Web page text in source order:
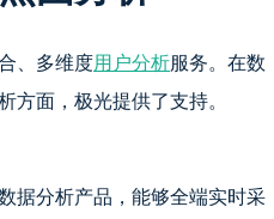
、多维度用户分析服务。在数
方面，极光提供了支持。
据分析产品，能够全端实时采